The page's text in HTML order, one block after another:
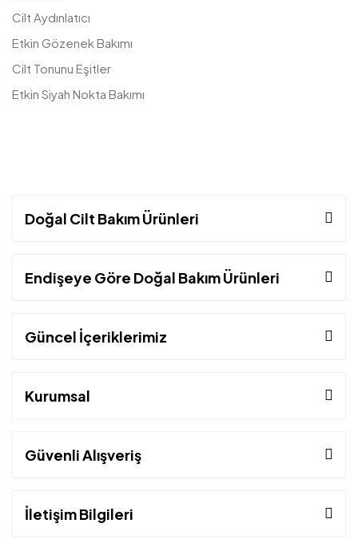
Cilt Aydınlatıcı
Etkin Gözenek Bakımı
Cilt Tonunu Eşitler
Etkin Siyah Nokta Bakımı
Doğal Cilt Bakım Ürünleri
Endişeye Göre Doğal Bakım Ürünleri
Güncel İçeriklerimiz
Kurumsal
Güvenli Alışveriş
İletişim Bilgileri